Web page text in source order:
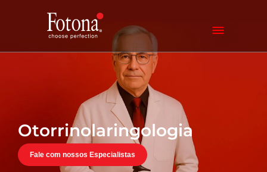
Otorrinolaringologia
Fale com nossos Especialistas